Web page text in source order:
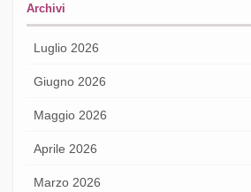
Archivi
Luglio 2026
Giugno 2026
Maggio 2026
Aprile 2026
Marzo 2026